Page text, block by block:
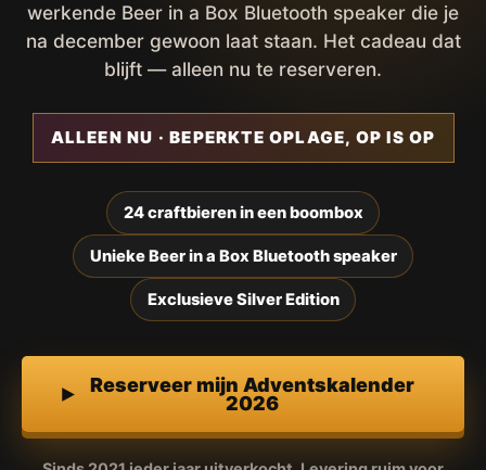
werkende Beer in a Box Bluetooth speaker die je
na december gewoon laat staan. Het cadeau dat
blijft — alleen nu te reserveren.
ALLEEN NU · BEPERKTE OPLAGE, OP IS OP
24 craftbieren in een boombox
Unieke Beer in a Box Bluetooth speaker
Exclusieve Silver Edition
Reserveer mijn Adventskalender
2026